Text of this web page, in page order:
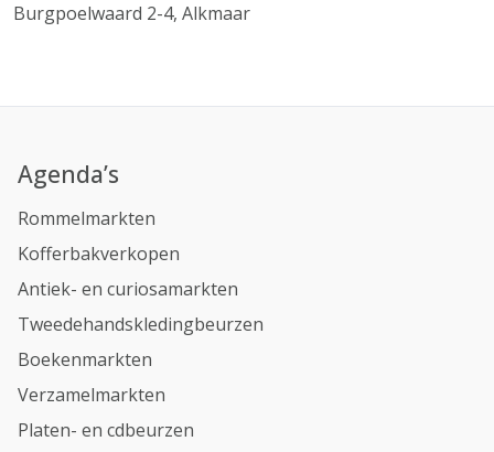
Burgpoelwaard 2-4, Alkmaar
Agenda’s
Rommelmarkten
Kofferbakverkopen
Antiek- en curiosamarkten
Tweedehandskledingbeurzen
Boekenmarkten
Verzamelmarkten
Platen- en cdbeurzen